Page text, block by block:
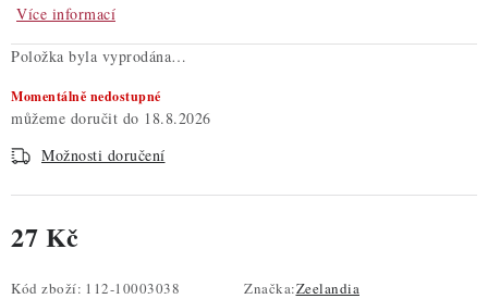
Více informací
Položka byla vyprodána…
Momentálně nedostupné
18.8.2026
Možnosti doručení
27 Kč
Kód zboží: 112-10003038 Značka:Zeelandia